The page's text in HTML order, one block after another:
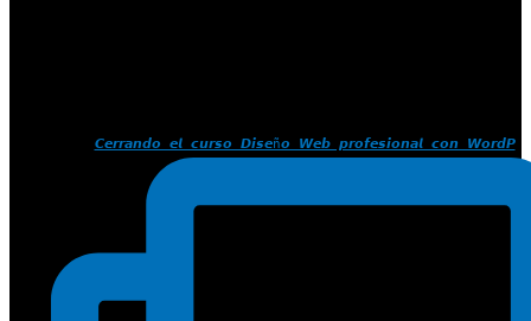
𝘾𝙚𝙧𝙧𝙖𝙣𝙙𝙤 𝙚𝙡 𝙘𝙪𝙧𝙨𝙤 𝘿𝙞𝙨𝙚ñ𝙤 𝙒𝙚𝙗 𝙥𝙧𝙤𝙛𝙚𝙨𝙞𝙤𝙣𝙖𝙡 𝙘𝙤𝙣 𝙒𝙤𝙧𝙙𝙋